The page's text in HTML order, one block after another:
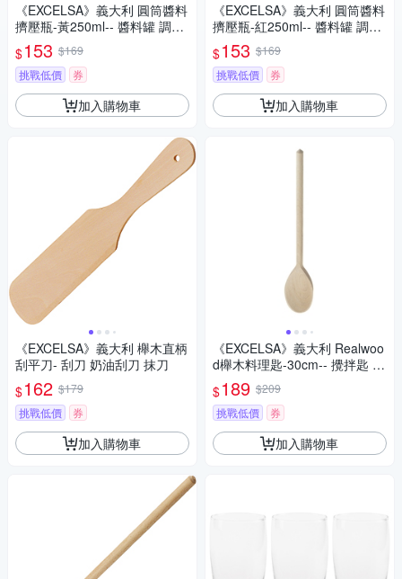
《EXCELSA》義大利 圓筒醬料
擠壓瓶-黃250ml-- 醬料罐 調味
瓶
$153 $169
挑戰低價
券
加入購物車
《EXCELSA》義大利 櫸木直柄
刮平刀- 刮刀 奶油刮刀 抹刀
$162 $179
挑戰低價
券
加入購物車
《EXCELSA》義大利 圓筒醬料
擠壓瓶-紅250ml-- 醬料罐 調味
瓶
$153 $169
挑戰低價
券
加入購物車
《EXCELSA》義大利 Realwoo
d櫸木料理匙-30cm-- 攪拌匙 攪
拌杓 料理杓
$189 $209
挑戰低價
券
加入購物車